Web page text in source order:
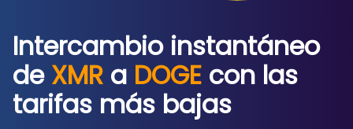
Intercambio instantáneo
de XMR a DOGE con las
tarifas más bajas